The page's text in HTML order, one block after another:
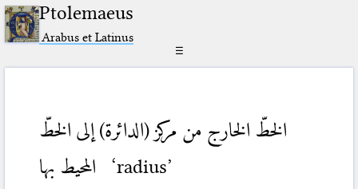
Ptolemaeus
Arabus et Latinus
☰
الخطّ الخارج من مركز (الدائرة) إلى الخطّ
المحيط بها
‘radius’